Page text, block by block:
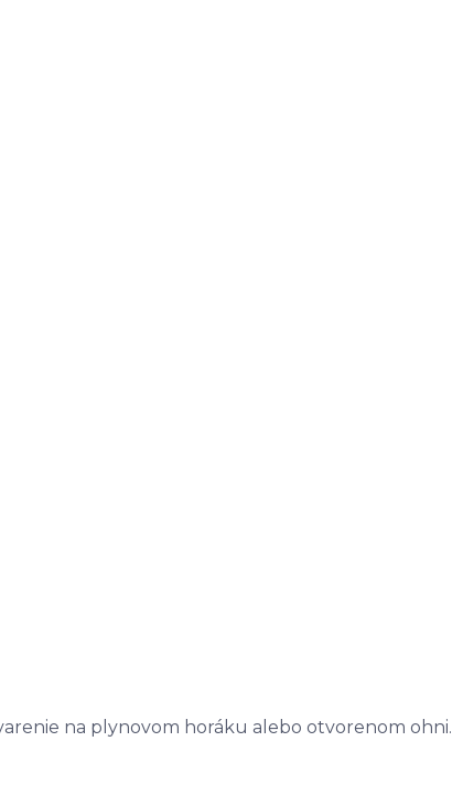
na plynovom horáku alebo otvorenom ohni.